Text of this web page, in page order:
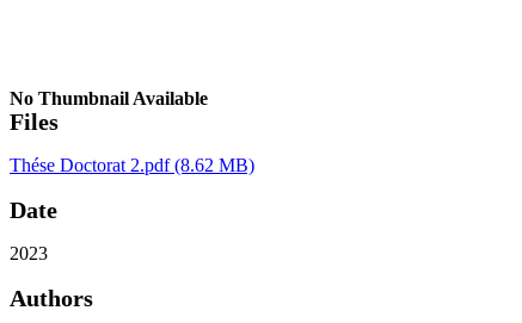
No Thumbnail Available
Files
Thése Doctorat 2.pdf(8.62 MB)
Date
2023
Authors